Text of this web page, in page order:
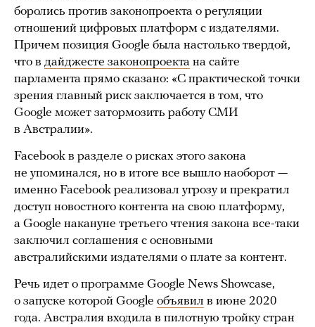
боролись против законопроекта о регуляции
отношений цифровых платформ с издателями.
Причем позиция Google была настолько твердой,
что в дайджесте законопроекта на сайте
парламента прямо сказано: «С практической точки
зрения главный риск заключается в том, что
Google может затормозить работу СМИ
в Австралии».
Facebook в разделе о рисках этого закона
не упоминался, но в итоге все вышло наоборот —
именно Facebook реализовал угрозу и прекратил
доступ новостного контента на свою платформу,
а Google накануне третьего чтения закона все-таки
заключил соглашения с основными
австралийскими издателями о плате за контент.
Речь идет о программе Google News Showcase,
о запуске которой Google объявил в июне 2020
года. Австралия входила в пилотную тройку стран